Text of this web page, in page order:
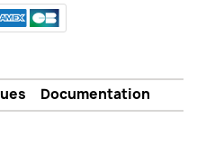
Documentation